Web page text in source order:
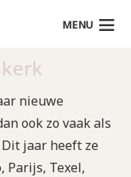
MENU
nieuwe
ook zo vaak als
jaar heeft ze
Parijs, Texel,